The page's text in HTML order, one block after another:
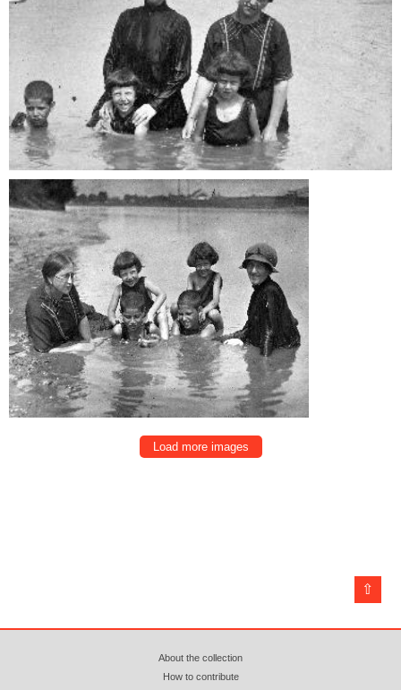
Load more images
About the collection
How to contribute
⇧